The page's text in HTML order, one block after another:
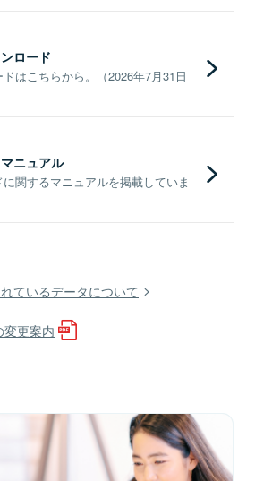
ロード
はこちらから。（2026年7月31日
ニュアル
関するマニュアルを掲載していま
ているデータについて
更案内